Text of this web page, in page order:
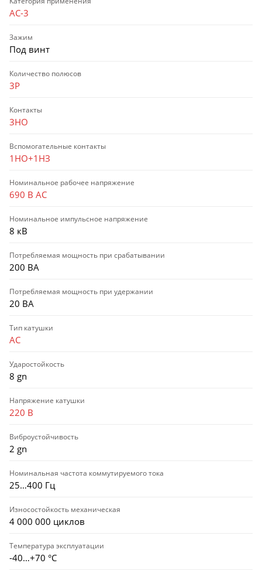
AC-3
Зажим
Под винт
Количество полюсов
3P
Контакты
3НО
Вспомогательные контакты
1НО+1НЗ
Номинальное рабочее напряжение
690 В AC
Номинальное импульсное напряжение
8 кВ
Потребляемая мощность при срабатывании
200 ВА
Потребляемая мощность при удержании
20 ВА
Тип катушки
AC
Ударостойкость
8 gn
Напряжение катушки
220 В
Виброустойчивость
2 gn
Номинальная частота коммутируемого тока
25…400 Гц
Износостойкость механическая
4 000 000 циклов
Температура эксплуатации
-40…+70 °С